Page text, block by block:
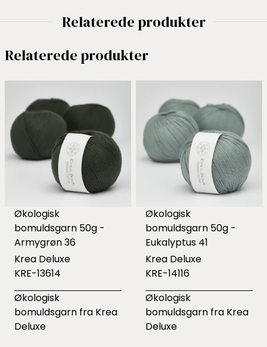
Relaterede produkter
Relaterede produkter
Økologisk
bomuldsgarn 50g -
Armygrøn 36
Krea Deluxe
KRE-13614
Økologisk
bomuldsgarn fra Krea
Deluxe
Økologisk
bomuldsgarn 50g -
Eukalyptus 41
Krea Deluxe
KRE-14116
Økologisk
bomuldsgarn fra Krea
Deluxe